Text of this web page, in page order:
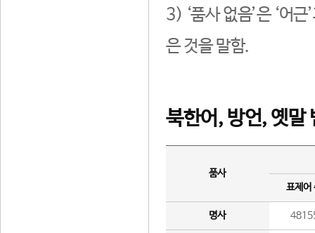
3) ‘품사 없음’은 ‘어
은 것을 말함.
북한어, 방언, 옛말
품사
표제어
명사